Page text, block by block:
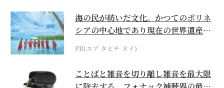
海の民が紡いだ文化。かつてのポリネ
シアの中心地であり現在の世界遺産か
らみえてくる...
PR(エア タヒチ ヌイ)
ことばと雑音を切り離し雑音を最大限